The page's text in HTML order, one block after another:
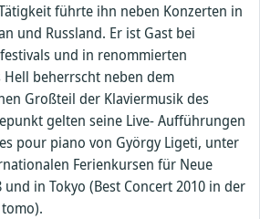
führte ihn neben Konzerten in
und Russland. Er ist Gast bei
und in renommierten
Hell beherrscht neben dem
Großteil der Klaviermusik des
gelten seine Live- Aufführungen
pour piano von György Ligeti, unter
Ferienkursen für Neue
in Tokyo (Best Concert 2010 in der